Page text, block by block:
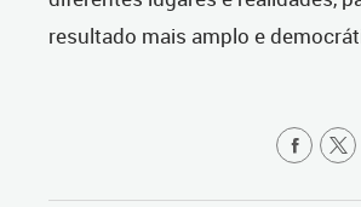
resultado mais amplo e